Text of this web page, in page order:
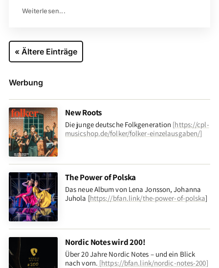
Weiterlesen...
« Ältere Einträge
Werbung
New Roots
Die junge deutsche Folkgeneration [https://cpl-
musicshop.de/folker/folker-einzelausgaben/]
The Power of Polska
Das neue Album von Lena Jonsson, Johanna
Juhola [https://bfan.link/the-power-of-polska]
Nordic Notes wird 200!
Über 20 Jahre Nordic Notes – und ein Blick
nach vorn. [https://bfan.link/nordic-notes-200]